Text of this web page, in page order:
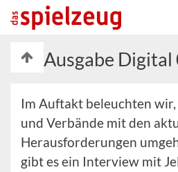
Ausgabe
Im Auftakt beleuchten
und Verbände mit den
Herausforderungen
gibt es ein Interview mit